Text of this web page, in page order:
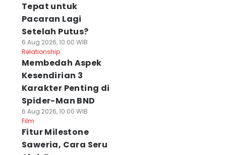
Tepat untuk
Pacaran Lagi
Setelah Putus?
6 Aug 2026, 10:00 WIB
Relationship
Membedah Aspek
Kesendirian 3
Karakter Penting di
Spider-Man BND
6 Aug 2026, 10:00 WIB
Film
Fitur Milestone
Saweria, Cara Seru